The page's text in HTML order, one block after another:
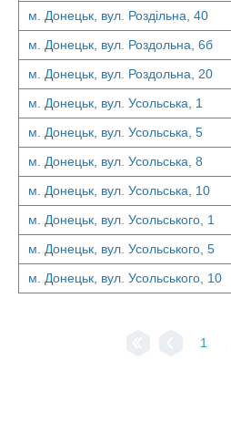
м. Донецьк, вул. Роздільна, 40
м. Донецьк, вул. Роздольна, 6б
м. Донецьк, вул. Роздольна, 20
м. Донецьк, вул. Усольська, 1
м. Донецьк, вул. Усольська, 5
м. Донецьк, вул. Усольська, 8
м. Донецьк, вул. Усольська, 10
м. Донецьк, вул. Усольського, 1
м. Донецьк, вул. Усольського, 5
м. Донецьк, вул. Усольського, 10
1